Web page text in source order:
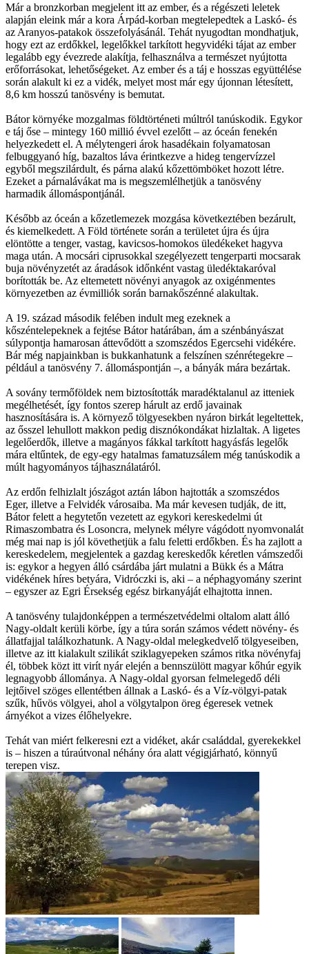
Már a bronzkorban megjelent itt az ember, és a régészeti leletek
alapján eleink már a kora Árpád-korban megtelepedtek a Laskó- és
az Aranyos-patakok összefolyásánál. Tehát nyugodtan mondhatjuk,
hogy ezt az erdőkkel, legelőkkel tarkított hegyvidéki tájat az ember
legalább egy évezrede alakítja, felhasználva a természet nyújtotta
erőforrásokat, lehetőségeket. Az ember és a táj e hosszas együttélése
során alakult ki ez a vidék, melyet most már egy újonnan létesített,
8,6 km hosszú tanösvény is bemutat.
Bátor környéke mozgalmas földtörténeti múltról tanúskodik. Egykor
e táj őse – mintegy 160 millió évvel ezelőtt – az óceán fenekén
helyezkedett el. A mélytengeri árok hasadékain folyamatosan
felbuggyanó híg, bazaltos láva érintkezve a hideg tengervízzel
egyből megszilárdult, és párna alakú kőzettömböket hozott létre.
Ezeket a párnalávákat ma is megszemlélhetjük a tanösvény
harmadik állomáspontjánál.
Később az óceán a kőzetlemezek mozgása következtében bezárult,
és kiemelkedett. A Föld története során a területet újra és újra
elöntötte a tenger, vastag, kavicsos-homokos üledékeket hagyva
maga után. A mocsári ciprusokkal szegélyezett tengerparti mocsarak
buja növényzetét az áradások időnként vastag üledéktakaróval
borították be. Az eltemetett növényi anyagok az oxigénmentes
környezetben az évmilliók során barnakőszénné alakultak.
A 19. század második felében indult meg ezeknek a
kőszéntelepeknek a fejtése Bátor határában, ám a szénbányászat
súlypontja hamarosan áttevődött a szomszédos Egercsehi vidékére.
Bár még napjainkban is bukkanhatunk a felszínen szénrétegekre –
például a tanösvény 7. állomáspontján –, a bányák mára bezártak.
A sovány termőföldek nem biztosították maradéktalanul az itteniek
megélhetését, így fontos szerep hárult az erdő javainak
hasznosítására is. A környező tölgyesekben nyáron birkát legeltettek,
az ősszel lehullott makkon pedig disznókondákat hizlaltak. A ligetes
legelőerdők, illetve a magányos fákkal tarkított hagyásfás legelők
mára eltűntek, de egy-egy hatalmas famatuzsálem még tanúskodik a
múlt hagyományos tájhasználatáról.
Az erdőn felhizlalt jószágot aztán lábon hajtották a szomszédos
Eger, illetve a Felvidék városaiba. Ma már kevesen tudják, de itt,
Bátor felett a hegytetőn vezetett az egykori kereskedelmi út
Rimaszombatra és Losoncra, melynek mélyre vágódott nyomvonalát
még mai nap is jól követhetjük a falu feletti erdőkben. És ha zajlott a
kereskedelem, megjelentek a gazdag kereskedők kéretlen vámszedői
is: egykor a hegyen álló csárdába járt mulatni a Bükk és a Mátra
vidékének híres betyára, Vidróczki is, aki – a néphagyomány szerint
– egyszer az Egri Érsekség egész birkanyáját elhajtotta innen.
A tanösvény tulajdonképpen a természetvédelmi oltalom alatt álló
Nagy-oldalt kerüli körbe, így a túra során számos védett növény- és
állatfajjal találkozhatunk. A Nagy-oldal melegkedvelő tölgyeseiben,
illetve az itt kialakult szilikát sziklagyepeken számos ritka növényfaj
él, többek közt itt virít nyár elején a bennszülött magyar kőhúr egyik
legnagyobb állománya. A Nagy-oldal gyorsan felmelegedő déli
lejtőivel szöges ellentétben állnak a Laskó- és a Víz-völgyi-patak
szűk, hűvös völgyei, ahol a völgytalpon öreg égeresek vetnek
árnyékot a vizes élőhelyekre.
Tehát van miért felkeresni ezt a vidéket, akár családdal, gyerekekkel
is – hiszen a túraútvonal néhány óra alatt végigjárható, könnyű
terepen visz.